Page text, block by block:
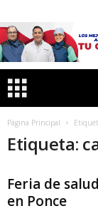
Página Principal
Etiqueta:
Feria de
en Ponce